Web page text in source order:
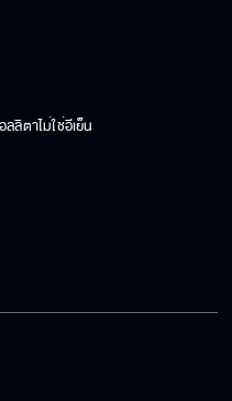
ลิตาไม่ใช่อีเย็น
นี้เสนอตอนแรก